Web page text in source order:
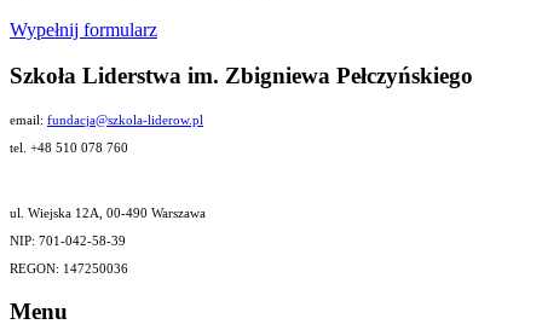
Wypełnij formularz
Szkoła Liderstwa im. Zbigniewa Pełczyńskiego
email: fundacja@szkola-liderow.pl
tel. +48 510 078 760
ul. Wiejska 12A, 00-490 Warszawa
NIP: 701-042-58-39
REGON: 147250036
Menu